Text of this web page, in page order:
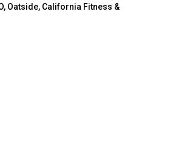
Oatside, California Fitness &